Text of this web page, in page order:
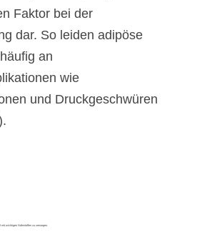
Faktor bei der
dar. So leiden adipöse
an
wie
und Druckgeschwüren
wichtigen Nährstoffen zu versorgen.